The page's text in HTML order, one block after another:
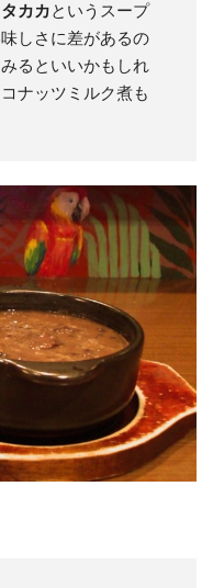
タカカというスープ
しさに差があるの
るといいかもしれ
ナッツミルク煮も